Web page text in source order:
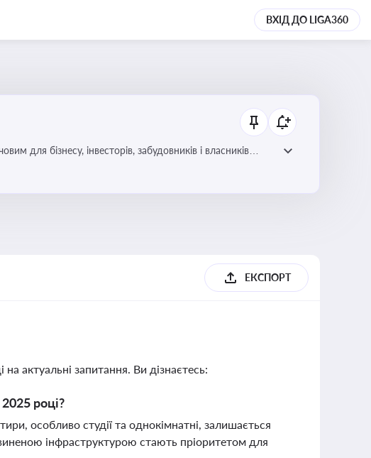
ВХІД ДО LIGA360
для бізнесу, інвесторів, забудовників і власників
ЕКСПОРТ
актуальні запитання. Ви дізнаєтесь:
році?
особливо студії та однокімнатні, залишається
інфраструктурою стають пріоритетом для